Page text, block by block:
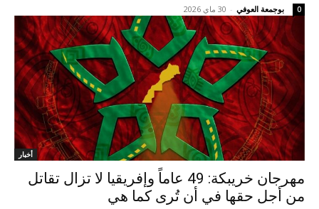
بوجمعة العوفي - 30 ماي 2026 0
أخبار
مهرجان خريبكة: 49 عاماً وإفريقيا لا تزال تقاتل
من أجل حقها في أن تُرى كما هي